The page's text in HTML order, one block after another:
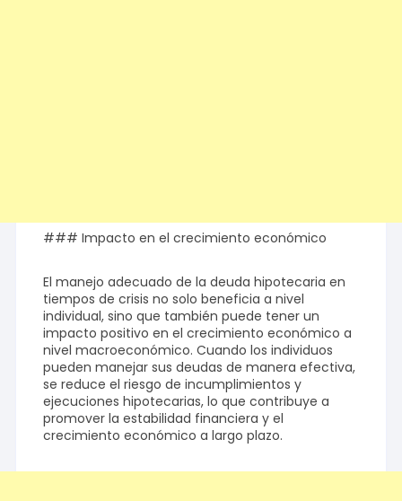
### Impacto en el crecimiento económico
El manejo adecuado de la deuda hipotecaria en
tiempos de crisis no solo beneficia a nivel
individual, sino que también puede tener un
impacto positivo en el crecimiento económico a
nivel macroeconómico. Cuando los individuos
pueden manejar sus deudas de manera efectiva,
se reduce el riesgo de incumplimientos y
ejecuciones hipotecarias, lo que contribuye a
promover la estabilidad financiera y el
crecimiento económico a largo plazo.